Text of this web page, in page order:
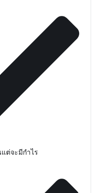
ต่จะมีกำไร